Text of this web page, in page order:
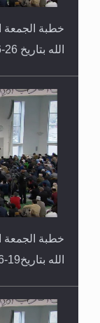
خطبة الجمعة
الله بتاريخ 26-06-2026
خطبة الجمعة
الله بتاريخ19-06-2026